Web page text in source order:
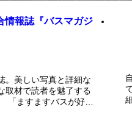
情報誌『バスマガジ
。美しい写真と詳細な
取材で読者を魅了する
「ますますバスが好き